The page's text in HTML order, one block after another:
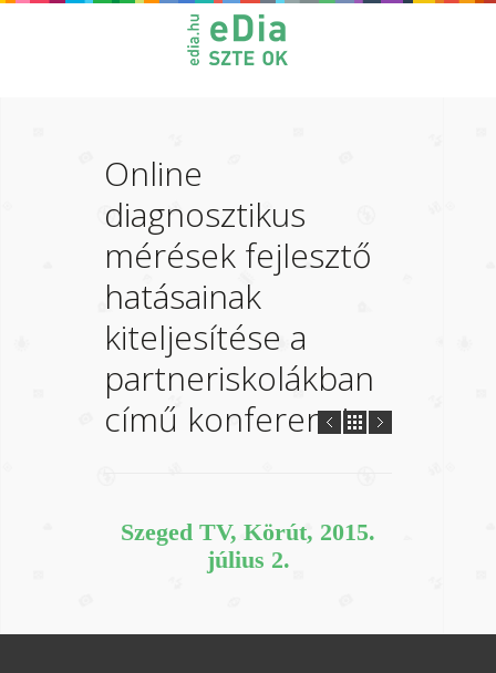
Online
diagnosztikus
mérések fejlesztő
hatásainak
kiteljesítése a
partneriskolákban
című konferencia
Szeged TV, Körút, 2015.
július 2.